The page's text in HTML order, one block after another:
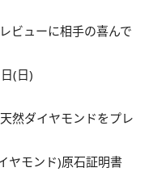
ビューに相手の喜んで
(日)
然ダイヤモンドをプレ
ヤモンド)原石証明書